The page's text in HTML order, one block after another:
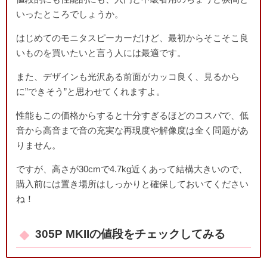
いったところでしょうか。
はじめてのモニタスピーカーだけど、最初からそこそこ良
いものを買いたいと言う人には最適です。
また、デザインも光沢ある前面がカッコ良く、見るから
に”できそう”と思わせてくれますよ。
性能もこの価格からすると十分すぎるほどのコスパで、低
音から高音まで音の充実な再現度や解像度は全く問題があ
りません。
ですが、高さが30cmで4.7kg近くあって結構大きいので、
購入前には置き場所はしっかりと確保しておいてください
ね！
305P MKIIの値段をチェックしてみる